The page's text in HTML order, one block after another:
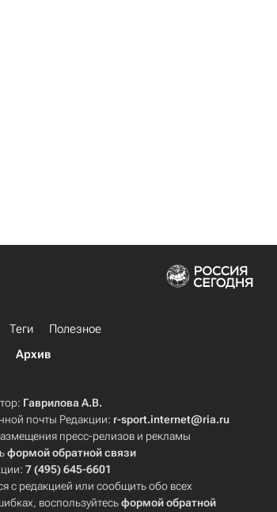
Теги
Полезное
Архив
Гаврилова А.В.
почты Редакции: r-sport.internet@ria.ru
пресс-релизов и рекламы
формой обратной связи
7 (495) 645-6601
с редакцией или сообщить обо всех
воспользуйтесьформой обратной